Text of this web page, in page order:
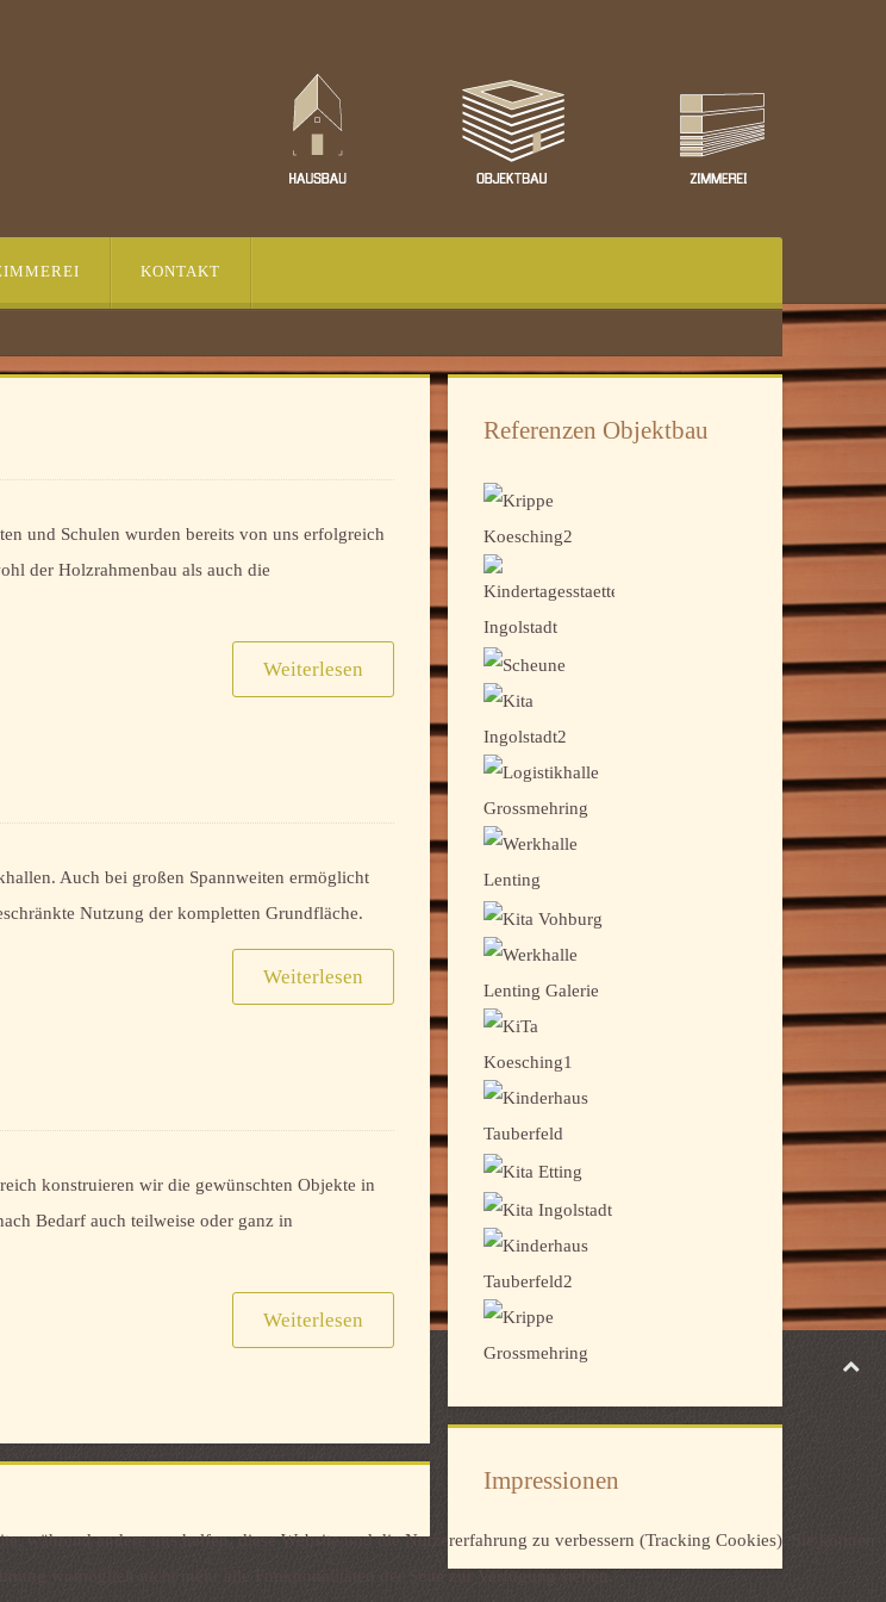
KONTAKT
und Schulen wurden bereits von uns erfolgreich
der Holzrahmenbau als auch die
Weiterlesen
Auch bei großen Spannweiten ermöglicht
Nutzung der kompletten Grundfläche.
Weiterlesen
konstruieren wir die gewünschten Objekte in
Bedarf auch teilweise oder ganz in
Weiterlesen
Referenzen Objektbau
Impressionen
während andere uns helfen, diese Website und die Nutzererfahrung zu verbessern (Tracking Cookies). Sie können